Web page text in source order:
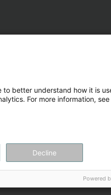
better understand how it is
For more information,
Decline
Powered